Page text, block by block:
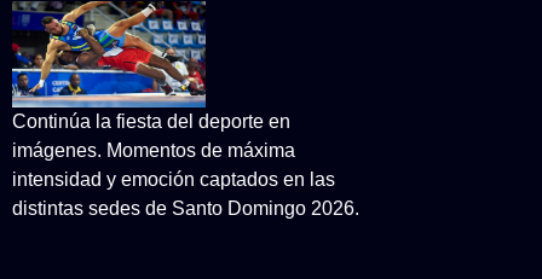
Continúa la fiesta del deporte en
imágenes. Momentos de máxima
intensidad y emoción captados en las
distintas sedes de Santo Domingo 2026.